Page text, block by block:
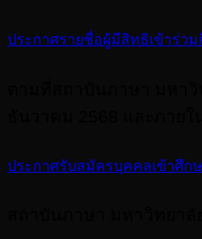
ประกาศรายชื่อผู้มีสิทธิเข้าร่วม
ประกาศรับสมัครบุคคลเข้าศึก